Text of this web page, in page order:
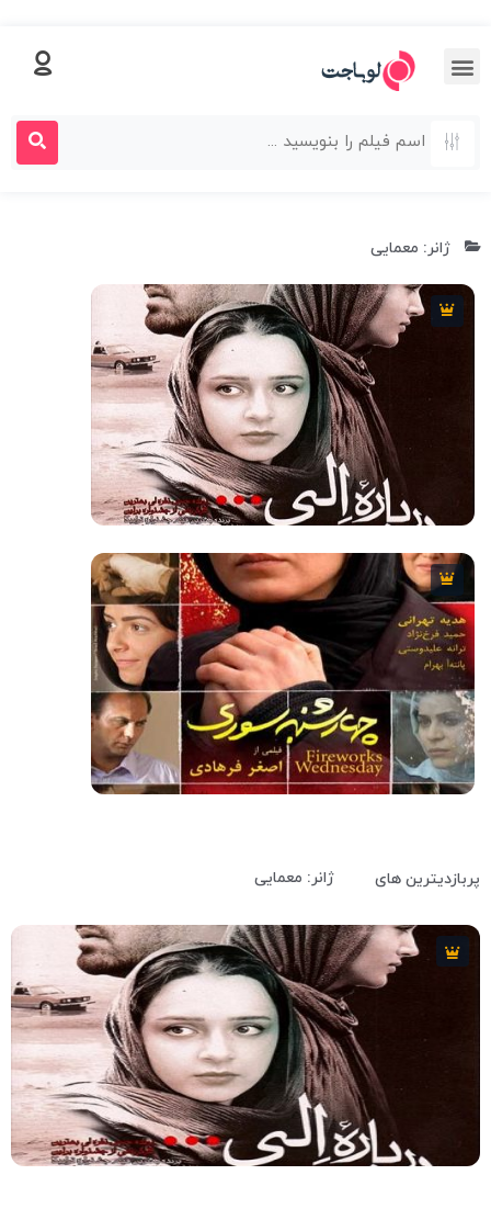
ژانر: معمایی
8 118 دقیقه 2009
7.7 99 دقیقه 2006
پربازدیترین های ژانر: معمایی
8 118 دقیقه 2009